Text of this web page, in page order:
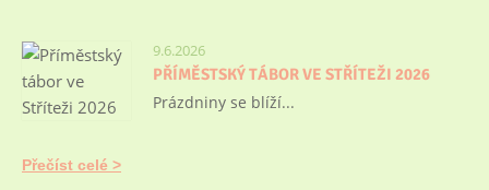
9.6.2026
PŘÍMĚSTSKÝ TÁBOR VE STŘÍTEŽI 2026
Prázdniny se blíží...
Přečíst celé